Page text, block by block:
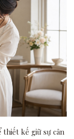
kế giữ sự cân